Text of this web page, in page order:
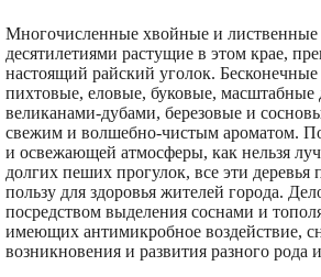
Многочисленные хвойные и лиственные
десятилетиями растущие в этом крае,
настоящий райский уголок. Бесконечные
пихтовые, еловые, буковые, масштабные
великанами-дубами, березовые и
свежим и волшебно-чистым ароматом.
и освежающей атмосферы, как нельзя
долгих пеших прогулок, все эти
пользу для здоровья жителей города.
посредством выделения соснами и
имеющих антимикробное воздействие,
возникновения и развития разного рода